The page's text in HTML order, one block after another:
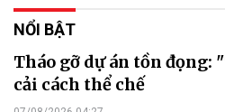
NỔI BẬT
Tháo gỡ dự án tồn đọng:
cải cách thể chế